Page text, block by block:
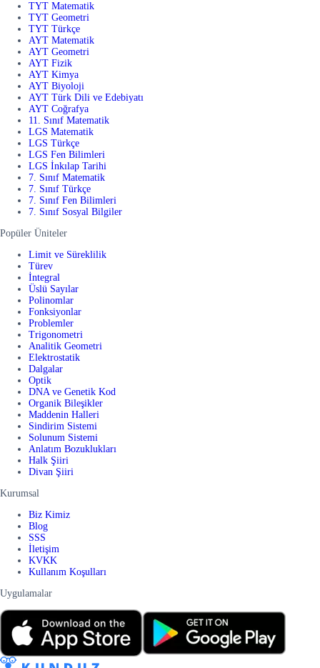
TYT Matematik
TYT Geometri
TYT Türkçe
AYT Matematik
AYT Geometri
AYT Fizik
AYT Kimya
AYT Biyoloji
AYT Türk Dili ve Edebiyatı
AYT Coğrafya
11. Sınıf Matematik
LGS Matematik
LGS Türkçe
LGS Fen Bilimleri
LGS İnkılap Tarihi
7. Sınıf Matematik
7. Sınıf Türkçe
7. Sınıf Fen Bilimleri
7. Sınıf Sosyal Bilgiler
Popüler Üniteler
Limit ve Süreklilik
Türev
İntegral
Üslü Sayılar
Polinomlar
Fonksiyonlar
Problemler
Trigonometri
Analitik Geometri
Elektrostatik
Dalgalar
Optik
DNA ve Genetik Kod
Organik Bileşikler
Maddenin Halleri
Sindirim Sistemi
Solunum Sistemi
Anlatım Bozuklukları
Halk Şiiri
Divan Şiiri
Kurumsal
Biz Kimiz
Blog
SSS
İletişim
KVKK
Kullanım Koşulları
Uygulamalar